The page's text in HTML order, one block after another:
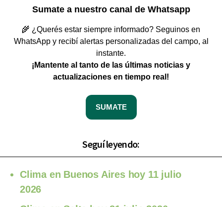
Sumate a nuestro canal de Whatsapp
🌾 ¿Querés estar siempre informado? Seguinos en
WhatsApp y recibí alertas personalizadas del campo, al
instante.
¡Mantente al tanto de las últimas noticias y
actualizaciones en tiempo real!
SUMATE
Seguí leyendo:
Clima en Buenos Aires hoy 11 julio
2026